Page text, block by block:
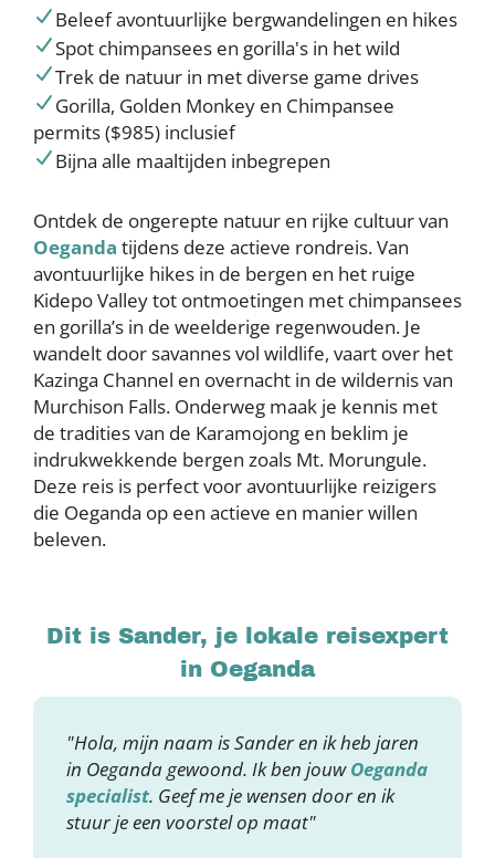
Beleef avontuurlijke bergwandelingen en hikes
Spot chimpansees en gorilla's in het wild
Trek de natuur in met diverse game drives
Gorilla, Golden Monkey en Chimpansee
permits ($985) inclusief
Bijna alle maaltijden inbegrepen
Ontdek de ongerepte natuur en rijke cultuur van
Oeganda tijdens deze actieve rondreis. Van
avontuurlijke hikes in de bergen en het ruige
Kidepo Valley tot ontmoetingen met chimpansees
en gorilla’s in de weelderige regenwouden. Je
wandelt door savannes vol wildlife, vaart over het
Kazinga Channel en overnacht in de wildernis van
Murchison Falls. Onderweg maak je kennis met
de tradities van de Karamojong en beklim je
indrukwekkende bergen zoals Mt. Morungule.
Deze reis is perfect voor avontuurlijke reizigers
die Oeganda op een actieve en manier willen
beleven.
Dit is Sander, je lokale reisexpert
in Oeganda
"Hola, mijn naam is Sander en ik heb jaren
in Oeganda gewoond. Ik ben jouwOeganda
specialist. Geef me je wensen door en ik
stuur je een voorstel op maat"